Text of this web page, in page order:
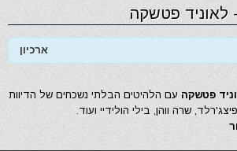
לאוניד פטשקה
ארכיון
פטשקה עם הלהיטים הבלתי נשכחים של הדיוות
שרה ווהן, בילי הולידיי ועוד.